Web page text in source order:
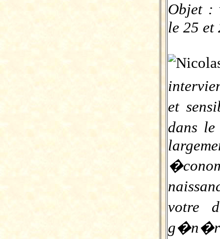
Objet :
le 25 et
et
dans
votre